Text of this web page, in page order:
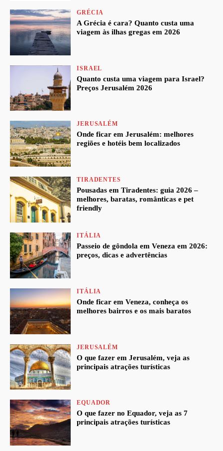
GRÉCIA
A Grécia é cara? Quanto custa uma
viagem às ilhas gregas em 2026
ISRAEL
Quanto custa uma viagem para Israel?
Preços Jerusalém 2026
JERUSALÉM
Onde ficar em Jerusalém: melhores
regiões e hotéis bem localizados
TIRADENTES
Pousadas em Tiradentes: guia 2026 –
melhores, baratas, românticas e pet
friendly
ITÁLIA
Passeio de gôndola em Veneza em 2026:
preços, dicas e advertências
ITÁLIA
Onde ficar em Veneza, conheça os
melhores bairros e os mais baratos
JERUSALÉM
O que fazer em Jerusalém, veja as
principais atrações turísticas
EQUADOR
O que fazer no Equador, veja as 7
principais atrações turísticas